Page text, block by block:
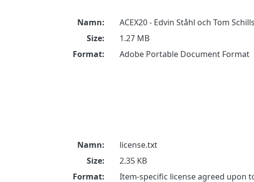
Namn:
ACEX20 - Edvin Ståhl och Tom
Size:
1.27 MB
Format:
Adobe Portable Document Format
Namn:
license.txt
Size:
2.35 KB
Format:
Item-specific license agreed upon